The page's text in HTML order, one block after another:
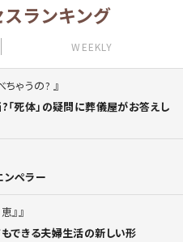
スランキング
WEEKLY
ちゃうの?
「死体」の疑問に葬儀屋がお答えし
ンペラー
』
できる夫婦生活の新しい形